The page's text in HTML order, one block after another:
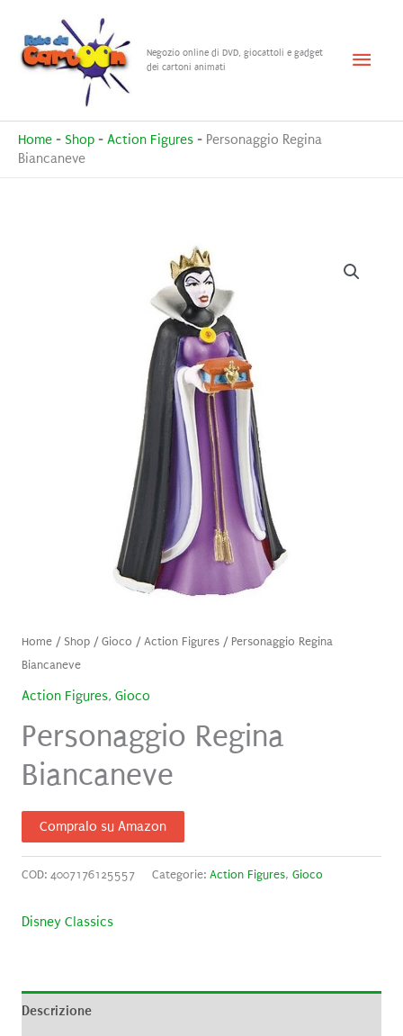
contenuto
Negozio online di DVD, giocattoli e gadget
dei cartoni animati
Menu
Home - Shop - Action Figures - Personaggio Regina
Biancaneve
Home/ Shop/Gioco /Action Figures/ Personaggio Regina
Biancaneve
Action Figures, Gioco
Personaggio Regina
Biancaneve
Compralo su Amazon
COD: 4007176125557 Categorie: Action Figures, Gioco
Disney Classics
Descrizione